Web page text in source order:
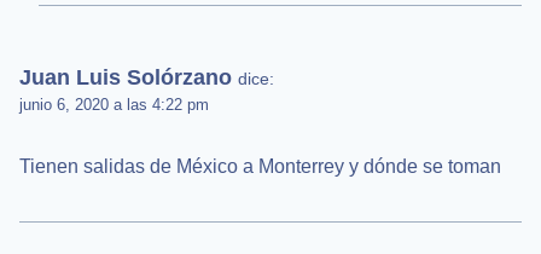
Juan Luis Solórzano dice:
junio 6, 2020 a las 4:22 pm
Tienen salidas de México a Monterrey y dónde se toman